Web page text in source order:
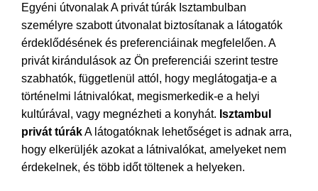
Egyéni útvonalak A privát túrák Isztambulban
személyre szabott útvonalat biztosítanak a látogatók
érdeklődésének és preferenciáinak megfelelően. A
privát kirándulások az Ön preferenciái szerint testre
szabhatók, függetlenül attól, hogy meglátogatja-e a
történelmi látnivalókat, megismerkedik-e a helyi
kultúrával, vagy megnézheti a konyhát. Isztambul
privát túrákA látogatóknak lehetőséget is adnak arra,
hogy elkerüljék azokat a látnivalókat, amelyeket nem
érdekelnek, és több időt töltenek a helyeken.